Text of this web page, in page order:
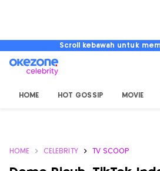
Scroll kebawah untuk
HOME HOT GOSSIP MOVIE
HOME CELEBRITY TV SCOOP